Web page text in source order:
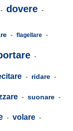
- dovere -
- flagellare -
-
- ridare -
- suonare -
- volare -